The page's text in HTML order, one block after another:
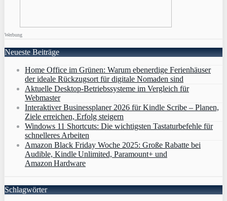
Werbung
Neueste Beiträge
Home Office im Grünen: Warum ebenerdige Ferienhäuser
der ideale Rückzugsort für digitale Nomaden sind
Aktuelle Desktop-Betriebssysteme im Vergleich für
Webmaster
Interaktiver Businessplaner 2026 für Kindle Scribe – Planen,
Ziele erreichen, Erfolg steigern
Windows 11 Shortcuts: Die wichtigsten Tastaturbefehle für
schnelleres Arbeiten
Amazon Black Friday Woche 2025: Große Rabatte bei
Audible, Kindle Unlimited, Paramount+ und
Amazon Hardware
Schlagwörter